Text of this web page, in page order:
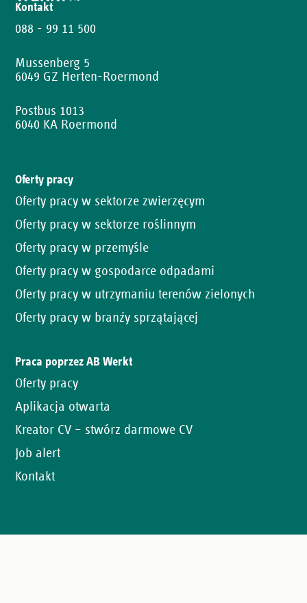
Kontakt
088 - 99 11 500
Mussenberg 5
6049 GZ Herten-Roermond
Postbus 1013
6040 KA Roermond
Oferty pracy
Oferty pracy w sektorze zwierzęcym
Oferty pracy w sektorze roślinnym
Oferty pracy w przemyśle
Oferty pracy w gospodarce odpadami
Oferty pracy w utrzymaniu terenów zielonych
Oferty pracy w branży sprzątającej
Praca poprzez AB Werkt
Oferty pracy
Aplikacja otwarta
Kreator CV – stwórz darmowe CV
Job alert
Kontakt